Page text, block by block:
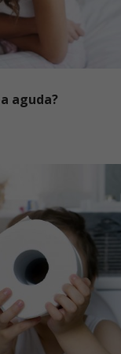
aguda?